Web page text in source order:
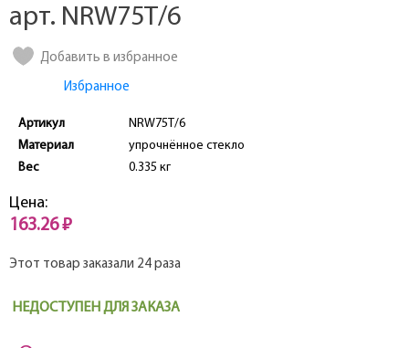
арт. NRW75T/6
Добавить в избранное
Избранное
Артикул
NRW75T/6
Материал
упрочнённое стекло
Вес
0.335 кг
Цена:
163.26 ₽
Этот товар заказали 24 раза
НЕДОСТУПЕН ДЛЯ ЗАКАЗА